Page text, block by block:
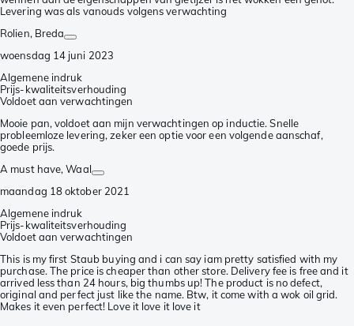
Levering was als vanouds volgens verwachting
Rolien, Breda
woensdag 14 juni 2023
Algemene indruk
Prijs-kwaliteitsverhouding
Voldoet aan verwachtingen
Mooie pan, voldoet aan mijn verwachtingen op inductie. Snelle
probleemloze levering, zeker een optie voor een volgende aanschaf,
goede prijs.
A must have, Waal
maandag 18 oktober 2021
Algemene indruk
Prijs-kwaliteitsverhouding
Voldoet aan verwachtingen
This is my first Staub buying and i can say iam pretty satisfied with my
purchase. The price is cheaper than other store. Delivery fee is free and it
arrived less than 24 hours, big thumbs up! The product is no defect,
original and perfect just like the name. Btw, it come with a wok oil grid.
Makes it even perfect! Love it love it love it